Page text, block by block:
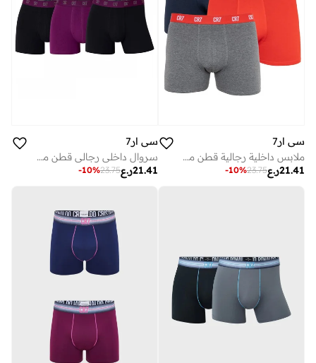
سي ار7
ملابس داخلية رجالية قطن مخلوط عبوة من قطع داعمة ومريحة للاستخدام اليومي
ر.ع21.41
23.75
-10%
سي ار7
سروال داخلي رجالي قطن مطاطي قطع
ر.ع21.41
23.75
-10%